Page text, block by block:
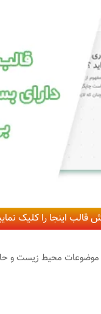
اینجا را کلیک
محیط زیست و